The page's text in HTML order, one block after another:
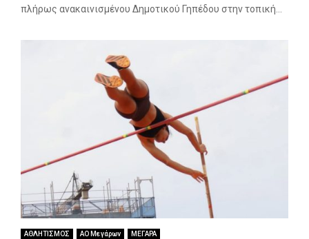
πλήρως ανακαινισμένου Δημοτικού Γηπέδου στην τοπική...
ΑΘΛΗΤΙΣΜΟΣ ΑΟ Μεγάρων ΜΕΓΑΡΑ